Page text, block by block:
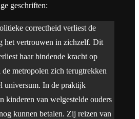
geschriften:
correctheid verliest de
het vertrouwen in zichzelf. Dit
haar bindende kracht op
metropolen zich terugtrekken
universum. In de praktijk
kinderen van welgestelde ouders
kunnen betalen. Zij reizen van